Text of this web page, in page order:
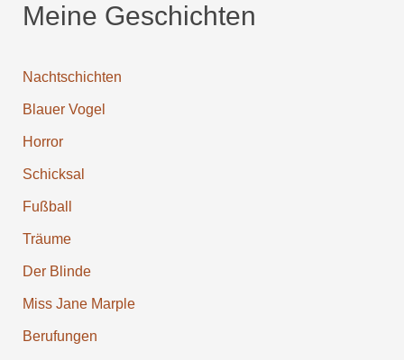
Meine Geschichten
Nachtschichten
Blauer Vogel
Horror
Schicksal
Fußball
Träume
Der Blinde
Miss Jane Marple
Berufun­gen